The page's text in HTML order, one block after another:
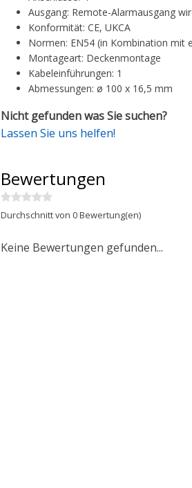
Ausgang: Remote-Alarmausgang
Konformität: CE, UKCA
Normen: EN54 (in Kombination mit
Montageart: Deckenmontage
Kabeleinführungen: 1
Abmessungen: ø 100 x 16,5 mm
Nicht gefunden was Sie suchen?
Lassen Sie uns helfen!
Bewertungen
Durchschnitt von 0 Bewertung(en)
Keine Bewertungen gefunden...